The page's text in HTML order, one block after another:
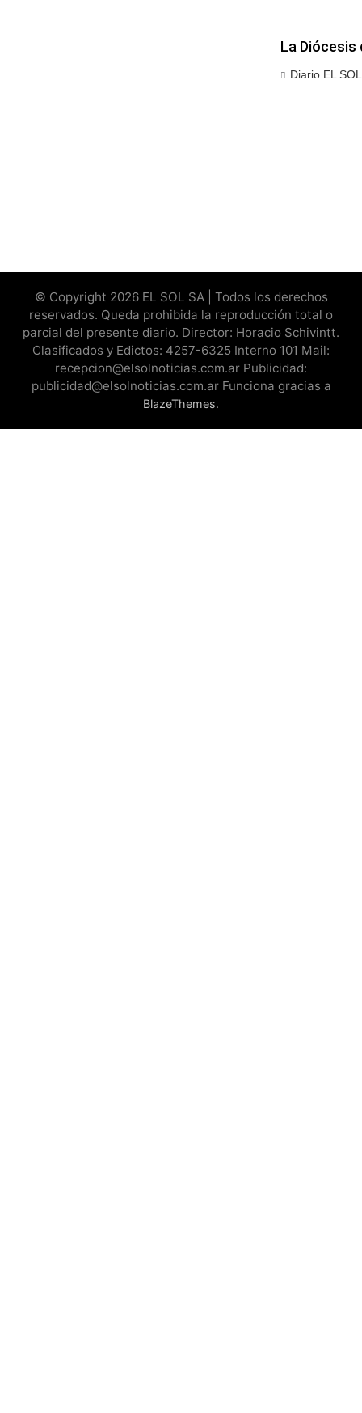
La Diócesis
Diario EL SOL
© Copyright 2026 EL SOL SA | Todos los derechos
reservados. Queda prohibida la reproducción total o
parcial del presente diario. Director: Horacio Schivintt.
Clasificados y Edictos: 4257-6325 Interno 101 Mail:
recepcion@elsolnoticias.com.ar Publicidad:
publicidad@elsolnoticias.com.ar Funciona gracias a
BlazeThemes.